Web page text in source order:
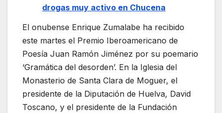
drogas muy activo en Chucena
El onubense Enrique Zumalabe ha recibido
este martes el Premio Iberoamericano de
Poesía Juan Ramón Jiménez por su poemario
‘Gramática del desorden’. En la Iglesia del
Monasterio de Santa Clara de Moguer, el
presidente de la Diputación de Huelva, David
Toscano, y el presidente de la Fundación